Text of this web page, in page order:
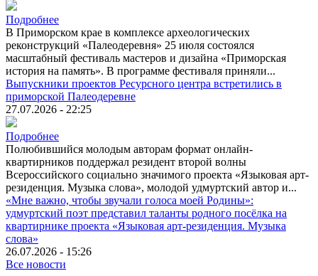
Подробнее
В Приморском крае в комплексе археологических
реконструкций «Палеодеревня» 25 июля состоялся
масштабный фестиваль мастеров и дизайна «Приморская
история на память». В программе фестиваля приняли...
Выпускники проектов Ресурсного центра встретились в
приморской Палеодеревне
27.07.2026 - 22:25
Подробнее
Полюбившийся молодым авторам формат онлайн-
квартирников поддержал резидент второй волны
Всероссийского социально значимого проекта «Языковая арт-
резиденция. Музыка слова», молодой удмуртский автор и...
«Мне важно, чтобы звучали голоса моей Родины»:
удмуртский поэт представил таланты родного посёлка на
квартирнике проекта «Языковая арт-резиденция. Музыка
слова»
26.07.2026 - 15:26
Все новости